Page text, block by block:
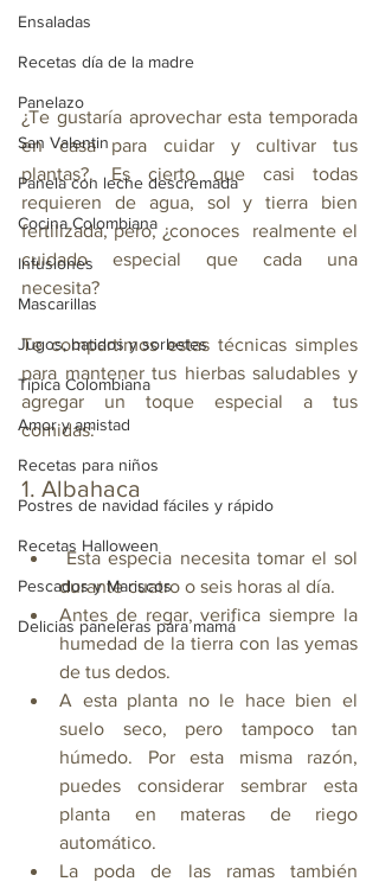
Ensaladas
Recetas día de la madre
Panelazo
San Valentin
Panela con leche descremada
Cocina Colombiana
Infusiones
Mascarillas
Jugos, batidos y sorbetes
Típica Colombiana
Amor y amistad
Recetas para niños
Postres de navidad fáciles y rápido
Recetas Halloween
Pescados y Mariscos
Delicias paneleras para mamá
¿Te gustaría aprovechar esta temporada
en casa para cuidar y cultivar tus
plantas?. Es cierto que casi todas
requieren de agua, sol y tierra bien
fertilizada, pero, ¿conoces  realmente el
cuidado especial que cada una
necesita?
Te compartimos estas técnicas simples
para mantener tus hierbas saludables y
agregar un toque especial a tus
comidas:
1. Albahaca
Esta especia necesita tomar el sol
durante cuatro o seis horas al día.
Antes de regar, verifica siempre la
humedad de la tierra con las yemas
de tus dedos.
A esta planta no le hace bien el
suelo seco, pero tampoco tan
húmedo. Por esta misma razón,
puedes considerar sembrar esta
planta en materas de riego
automático.
La poda de las ramas también